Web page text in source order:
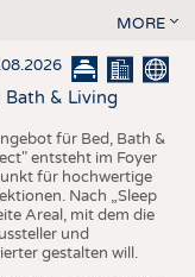
MORE
& Living
für Bed, Bath &
entsteht im Foyer
für hochwertige
Nach „Sleep
Areal, mit dem die
und
gestalten will.